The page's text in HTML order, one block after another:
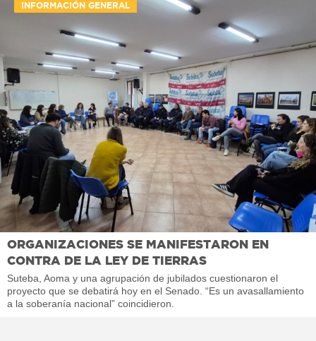
INFORMACIÓN GENERAL
ORGANIZACIONES SE MANIFESTARON EN
CONTRA DE LA LEY DE TIERRAS
Suteba, Aoma y una agrupación de jubilados cuestionaron el
proyecto que se debatirá hoy en el Senado. “Es un avasallamiento
a la soberanía nacional” coincidieron.